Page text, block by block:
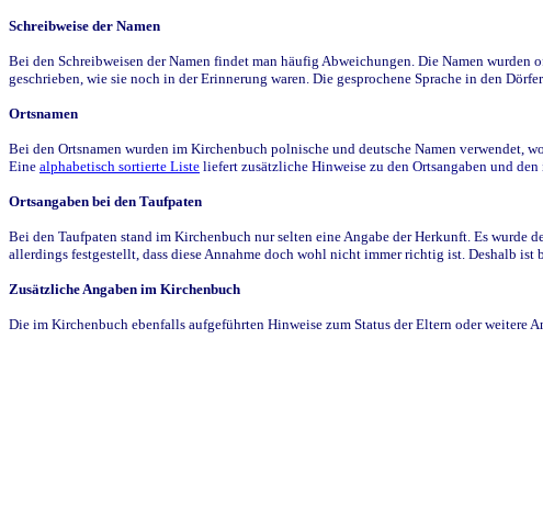
Schreibweise der Namen
Bei den Schreibweisen der Namen findet man häufig Abweichungen. Die Namen wurden
geschrieben, wie sie noch in der Erinnerung waren. Die gesprochene Sprache in den
Ortsnamen
Bei den Ortsnamen wurden im Kirchenbuch polnische und deutsche Namen verwendet,
Eine alphabetisch sortierte Liste liefert zusätzliche Hinweise zu den Ortsangaben und
Ortsangaben bei den Taufpaten
Bei den Taufpaten stand im Kirchenbuch nur selten eine Angabe der Herkunft. Es wurde
allerdings festgestellt, dass diese Annahme doch wohl nicht immer richtig ist. Deshalb ist
Zusätzliche Angaben im Kirchenbuch
Die im Kirchenbuch ebenfalls aufgeführten Hinweise zum Status der Eltern oder weitere